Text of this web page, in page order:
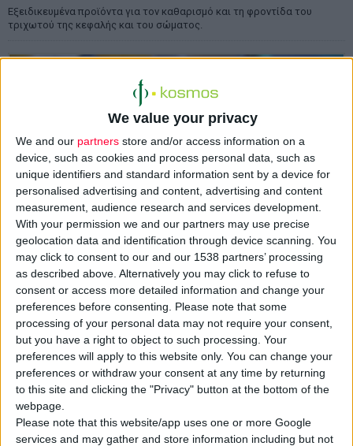
We value your privacy
We and our partners store and/or access information on a
device, such as cookies and process personal data, such as
unique identifiers and standard information sent by a device for
personalised advertising and content, advertising and content
measurement, audience research and services development.
With your permission we and our partners may use precise
geolocation data and identification through device scanning. You
may click to consent to our and our 1538 partners’ processing
as described above. Alternatively you may click to refuse to
consent or access more detailed information and change your
preferences before consenting.
Please note that some
processing of your personal data may not require your consent,
but you have a right to object to such processing. Your
preferences will apply to this website only. You can change your
preferences or withdraw your consent at any time by returning
to this site and clicking the "Privacy" button at the bottom of the
webpage.
Please note that this website/app uses one or more Google
services and may gather and store information including but not
Εξειδικευµένα προϊόντα για τον καθαρισµό και τη φροντίδα του
τριχωτού της κεφαλής και του σώµατος.
26/2/2010
AQUA VITA ΚΡΕΜΑ ΜΑΤΙΩΝ
Εικοσιτετράωρη ενυδάτωση και αναζωογόνηση.